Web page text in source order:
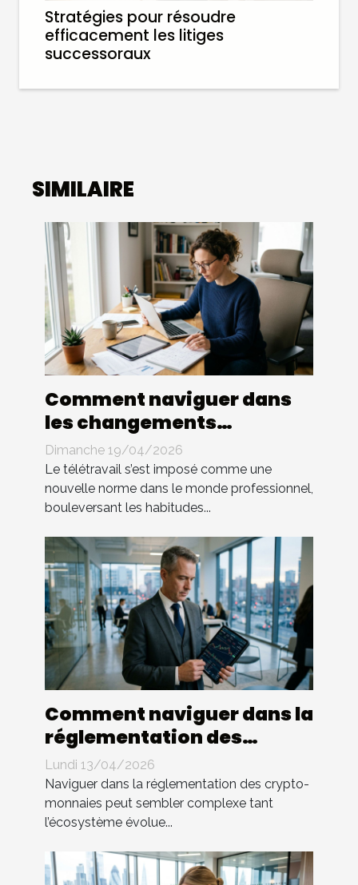
Stratégies pour résoudre
efficacement les litiges
successoraux
SIMILAIRE
Comment naviguer dans
les changements
législatifs du télétravail ?
Dimanche 19/04/2026
Le télétravail s’est imposé comme une
nouvelle norme dans le monde professionnel,
bouleversant les habitudes...
Comment naviguer dans la
réglementation des
crypto-monnaies ?
Lundi 13/04/2026
Naviguer dans la réglementation des crypto-
monnaies peut sembler complexe tant
l’écosystème évolue...